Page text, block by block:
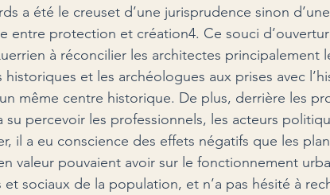
a été le creuset d’une jurisprudence sinon
entre protection et création4. Ce souci
à réconcilier les architectes principalement
et les archéologues aux prises avec
même centre historique. De plus, derrière les
su percevoir les professionnels, les acteurs
il a eu conscience des effets négatifs que les
valeur pouvaient avoir sur le fonctionnement
sociaux de la population, et n’a pas hésité à